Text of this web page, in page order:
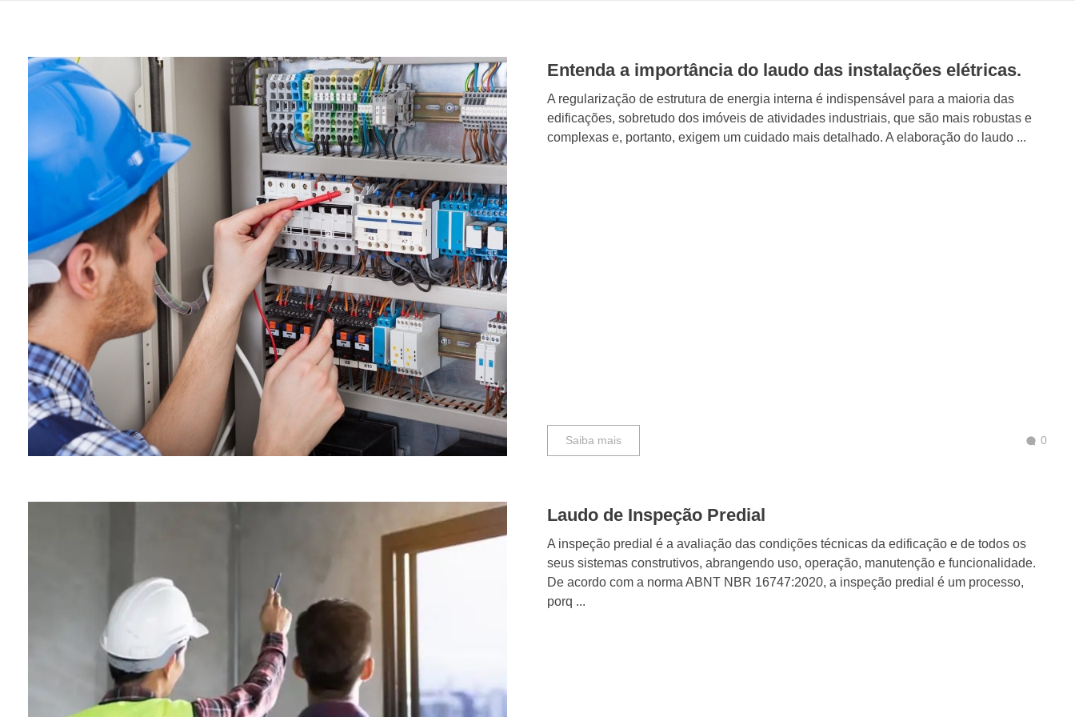
Entenda a importância do laudo das instalações elétricas.
A regularização de estrutura de energia interna é indispensável para a maioria das
edificações, sobretudo dos imóveis de atividades industriais, que são mais robustas e
complexas e, portanto, exigem um cuidado mais detalhado. A elaboração do laudo ...
Saiba mais 0
Laudo de Inspeção Predial
A inspeção predial é a avaliação das condições técnicas da edificação e de todos os
seus sistemas construtivos, abrangendo uso, operação, manutenção e funcionalidade.
De acordo com a norma ABNT NBR 16747:2020, a inspeção predial é um processo,
porq ...